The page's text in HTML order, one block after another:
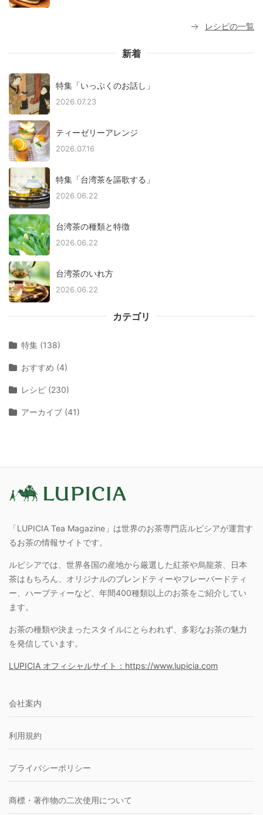
レシピの一覧
新着
特集「いっぷくのお話し」
2026.07.23
ティーゼリーアレンジ
2026.07.16
特集「台湾茶を謳歌する」
2026.06.22
台湾茶の種類と特徴
2026.06.22
台湾茶のいれ方
2026.06.22
カテゴリ
特集 (138)
おすすめ (4)
レシピ (230)
アーカイブ (41)
「LUPICIA Tea Magazine」は世界のお茶専門店ルピシアが運営す
るお茶の情報サイトです。
ルピシアでは、世界各国の産地から厳選した紅茶や烏龍茶、日本
茶はもちろん、オリジナルのブレンドティーやフレーバードティ
ー、ハーブティーなど、年間400種類以上のお茶をご紹介してい
ます。
お茶の種類や決まったスタイルにとらわれず、多彩なお茶の魅力
を発信しています。
LUPICIA オフィシャルサイト：https://www.lupicia.com
会社案内
利用規約
プライバシーポリシー
商標・著作物の二次使用について